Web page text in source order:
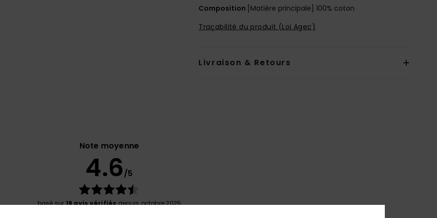
Composition [Matière principale] 100% coton
Traçabilité du produit (Loi Agec)
Livraison & Retours
Note moyenne
4.6/5
basé sur19 avis vérifiésdepuis octobre 2025